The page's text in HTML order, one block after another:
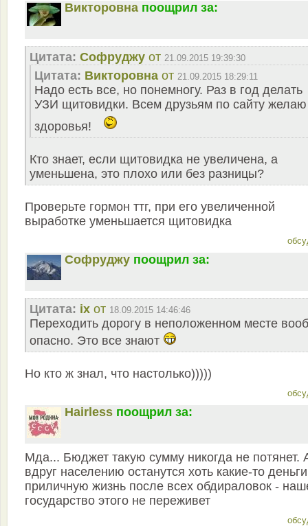
Викторовна поощрил за:
Цитата: Софруджу от 21.09.2015 19:39:30
Цитата: Викторовна от 21.09.2015 18:29:11
Надо есть все, но понемногу. Раз в год делать
УЗИ щитовидки. Всем друзьям по сайту желаю
здоровья!
Кто знает, если щитовидка не увеличена, а
уменьшена, это плохо или без разницы?
Проверьте гормон ттг, при его увеличенной
выработке уменьшается щитовидка
Софруджу поощрил за:
Цитата: ix от 18.09.2015 14:46:46
Переходить дорогу в неположенном месте
опасно. Это все знают
Но кто ж знал, что настолько)))))
Hairless поощрил за:
Мда... Бюджет такую сумму никогда не потянет.
вдруг населению останутся хоть какие-то
приличную жизнь после всех обдираловок -
государство этого не переживет